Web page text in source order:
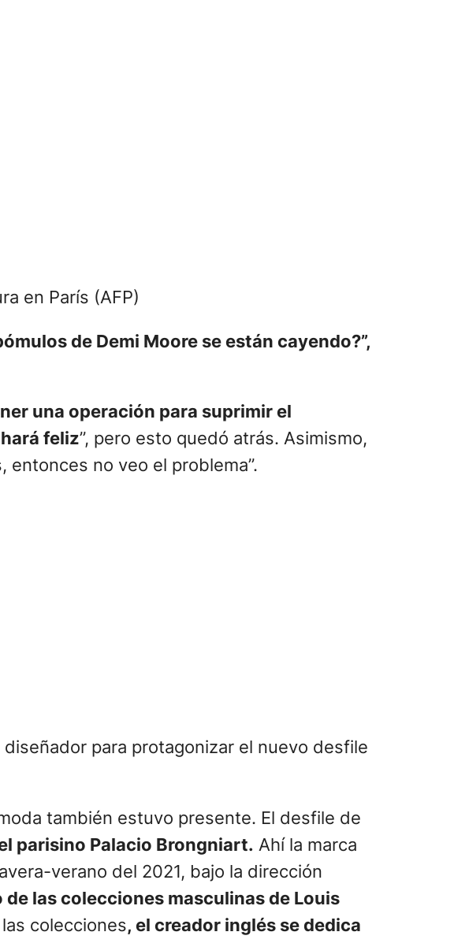
en París (AFP)
de Demi Moore se están cayendo?”,
una operación para suprimir el
feliz”, pero esto quedó atrás. Asimismo,
entonces no veo el problema”.
para protagonizar el nuevo desfile
también estuvo presente. El desfile de
parisino Palacio Brongniart. Ahí la marca
verano del 2021, bajo la dirección
las colecciones masculinas de Louis
colecciones, el creador inglés se dedica